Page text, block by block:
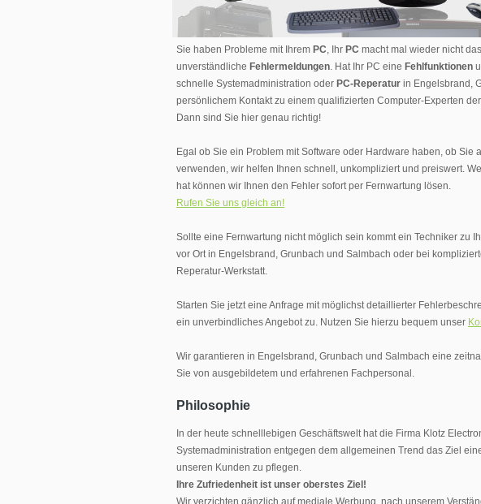
Sie haben Probleme mit Ihrem PC, Ihr PC macht mal wieder nicht
unverständliche Fehlermeldungen. Hat Ihr PC eine Fehlfunktionen
schnelle Systemadministration oder PC-Reperatur in Engelsbrand,
persönlichem Kontakt zu einem qualifizierten Computer-Experten
Dann sind Sie hier genau richtig!
Egal ob Sie ein Problem mit Software oder Hardware haben, ob Sie
verwenden, wir helfen Ihnen schnell, unkompliziert und preiswert.
hat können wir Ihnen den Fehler sofort per Fernwartung lösen.
Rufen Sie uns gleich an!
Sollte eine Fernwartung nicht möglich sein kommt ein Techniker zu
vor Ort in Engelsbrand, Grunbach und Salmbach oder bei
Reperatur-Werkstatt.
Starten Sie jetzt eine Anfrage mit möglichst detaillierter
ein unverbindliches Angebot zu. Nutzen Sie hierzu bequem unser
Wir garantieren in Engelsbrand, Grunbach und Salmbach eine
Sie von ausgebildetem und erfahrenen Fachpersonal.
Philosophie
In der heute schnelllebigen Geschäftswelt hat die Firma Klotz
Systemadministration entgegen dem allgemeinen Trend das Ziel
unseren Kunden zu pflegen.
Ihre Zufriedenheit ist unser oberstes Ziel!
Wir verzichten gänzlich auf mediale Werbung, nach unserem